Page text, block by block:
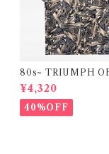
80s~ TRIUMPH
OR open collar
¥4,320
40%OFF